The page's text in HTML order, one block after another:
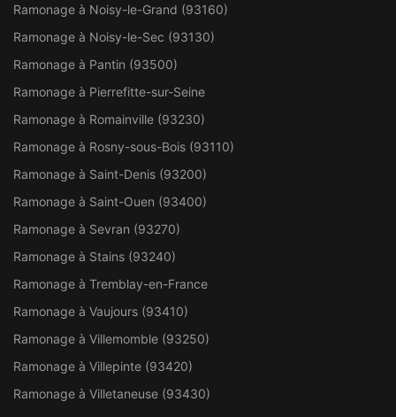
Ramonage à Noisy-le-Grand (93160)
Ramonage à Noisy-le-Sec (93130)
Ramonage à Pantin (93500)
Ramonage à Pierrefitte-sur-Seine
Ramonage à Romainville (93230)
Ramonage à Rosny-sous-Bois (93110)
Ramonage à Saint-Denis (93200)
Ramonage à Saint-Ouen (93400)
Ramonage à Sevran (93270)
Ramonage à Stains (93240)
Ramonage à Tremblay-en-France
Ramonage à Vaujours (93410)
Ramonage à Villemomble (93250)
Ramonage à Villepinte (93420)
Ramonage à Villetaneuse (93430)